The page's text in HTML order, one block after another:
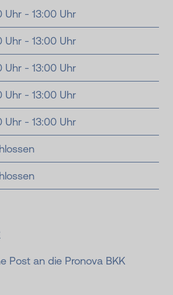
Uhr - 13:00 Uhr
Uhr - 13:00 Uhr
Uhr - 13:00 Uhr
Uhr - 13:00 Uhr
Uhr - 13:00 Uhr
Post an die Pronova BKK